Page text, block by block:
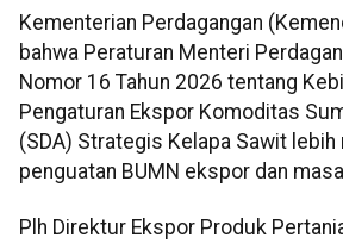
Kementerian Perdagangan
bahwa Peraturan Menteri
Nomor 16 Tahun 2026 tentang
Pengaturan Ekspor Komoditas
(SDA) Strategis Kelapa Sawit lebih
penguatan BUMN ekspor dan
Plh Direktur Ekspor Produk